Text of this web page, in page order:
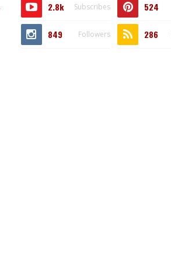
2.8k Subscribes 524
849 Followers 286